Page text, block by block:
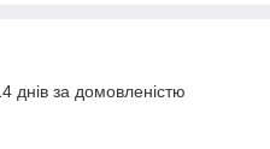
днів за домовленістю